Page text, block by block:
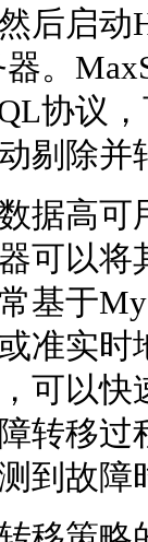
后启
。
协议
剔除并
据高
可以
基于
准实
可以
转移
到故障